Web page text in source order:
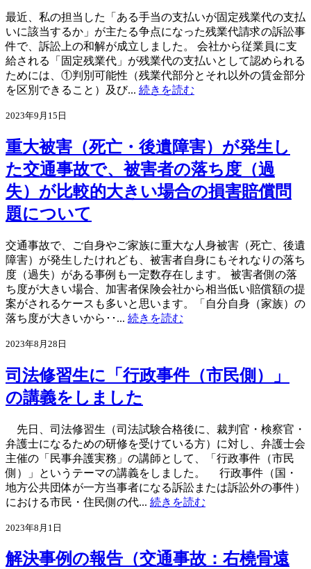
最近、私の担当した「ある手当の支払いが固定残業代の支払
いに該当するか」が主たる争点になった残業代請求の訴訟事
件で、訴訟上の和解が成立しました。 会社から従業員に支
給される「固定残業代」が残業代の支払いとして認められる
ためには、①判別可能性（残業代部分とそれ以外の賃金部分
を区別できること）及び... 続きを読む
2023年9月15日
重大被害（死亡・後遺障害）が発生し
た交通事故で、被害者の落ち度（過
失）が比較的大きい場合の損害賠償問
題について
交通事故で、ご自身やご家族に重大な人身被害（死亡、後遺
障害）が発生したけれども、被害者自身にもそれなりの落ち
度（過失）がある事例も一定数存在します。 被害者側の落
ち度が大きい場合、加害者保険会社から相当低い賠償額の提
案がされるケースも多いと思います。「自分自身（家族）の
落ち度が大きいから･･... 続きを読む
2023年8月28日
司法修習生に「行政事件（市民側）」
の講義をしました
先日、司法修習生（司法試験合格後に、裁判官・検察官・
弁護士になるための研修を受けている方）に対し、弁護士会
主催の「民事弁護実務」の講師として、「行政事件（市民
側）」というテーマの講義をしました。 行政事件（国・
地方公共団体が一方当事者になる訴訟または訴訟外の事件）
における市民・住民側の代... 続きを読む
2023年8月1日
解決事例の報告（交通事故：右橈骨遠